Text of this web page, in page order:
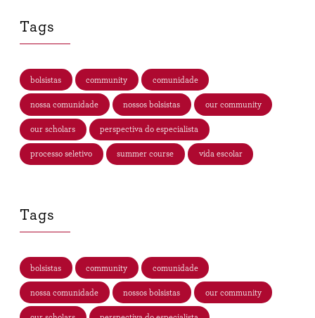
Tags
bolsistas community comunidade
nossa comunidade nossos bolsistas our community
our scholars perspectiva do especialista
processo seletivo summer course vida escolar
Tags
bolsistas community comunidade
nossa comunidade nossos bolsistas our community